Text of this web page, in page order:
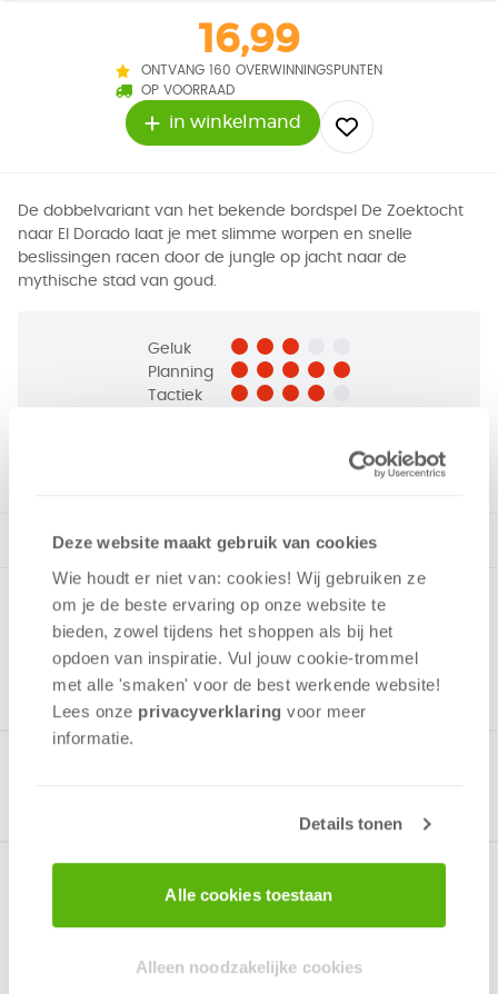
Deze website maakt gebruik van cookies
Wie houdt er niet van: cookies! Wij gebruiken ze
om je de beste ervaring op onze website te
bieden, zowel tijdens het shoppen als bij het
opdoen van inspiratie. Vul jouw cookie-trommel
met alle 'smaken' voor de best werkende website​!
Lees onze privacyverklaring voor meer
informatie.
Details tonen
Alle cookies toestaan
Alleen noodzakelijke cookies
16,99
ONTVANG 160 OVERWINNINGSPUNTEN
OP VOORRAAD
in winkelmand
De dobbelvariant van het bekende bordspel De Zoektocht
naar El Dorado laat je met slimme worpen en snelle
beslissingen racen door de jungle op jacht naar de
mythische stad van goud.
Geluk
Planning
Tactiek
Over het spel
Dobbel en zoek het snelste pad door de jungle